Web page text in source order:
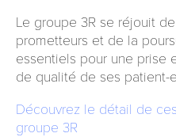
Le groupe 3R se réjouit
prometteurs et de la
essentiels pour une prise
de qualité de ses patient-
Découvrez le détail de
groupe 3R